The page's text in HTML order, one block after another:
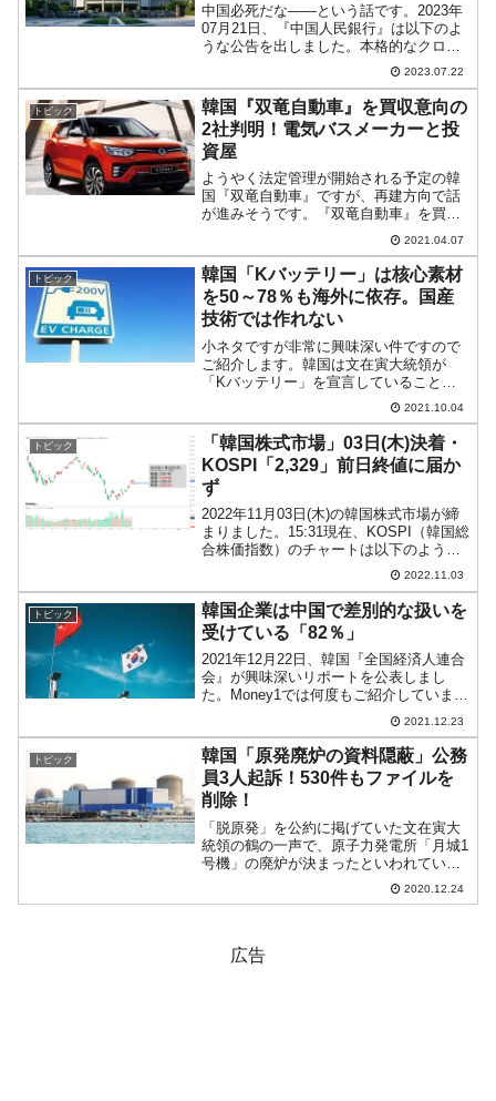
中国必死だな――という話です。2023年
07月21日、『中国人民銀行』は以下のよ
うな公告を出しました。本格的なクロス
ボーダー融資のマクロプルーデンス管理
をさらに改善するため、人民銀行は企業
と金融機関のクロスボーダー資金源を引
き続き増加させ、...
2023.07.22
トピック
韓国『双竜自動車』を買収意向の
2社判明！電気バスメーカーと投
資屋
ようやく法定管理が開始される予定の韓
国『双竜自動車』ですが、再建方向で話
が進みそうです。『双竜自動車』を買収
する意向を示している企業が2-3社あるこ
とが報じられています。M＆Aで手を上げ
たことが判明しているのは、『EDISON
MOTORS...
2021.04.07
トピック
韓国「Kバッテリー」は核心素材
を50～78％も海外に依存。国産
技術では作れない
小ネタですが非常に興味深い件ですので
ご紹介します。韓国は文在寅大統領が
「Kバッテリー」を宣言していることか
らも分かるとおり、電気自動車などで使
用される二次電池を次世代の主力産業の
一つと位置付けています。しかし、これ
が韓国が持つ技術だけで作れ...
2021.10.04
トピック
「韓国株式市場」03日(木)決着・
KOSPI「2,329」前日終値に届か
ず
2022年11月03日(木)の韓国株式市場が締
まりました。15:31現在、KOSPI（韓国総
合株価指数）のチャートは以下のように
『Investing.com』より引用）。陽線が長
くなりましたが、残念ながら前日終値ま
で...
2022.11.03
トピック
韓国企業は中国で差別的な扱いを
受けている「82％」
2021年12月22日、韓国『全国経済人連合
会』が興味深いリポートを公表しまし
た。Money1では何度もご紹介しています
が『全国経済人連合会』はとても有益な
リポートを出してくれるシンクタンクで
すが、本当にお気の毒なことに、現在の
文在寅政権は...
2021.12.23
トピック
韓国「原発廃炉の資料隠蔽」公務
員3人起訴！530件もファイルを
削除！
「脱原発」を公約に掲げていた文在寅大
統領の鶴の一声で、原子力発電所「月城1
号機」の廃炉が決まったといわれていま
す。いまだ稼働でき、また段階的に運転
を取り止めていけば経済性もあったもの
2020.12.24
広告